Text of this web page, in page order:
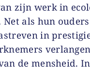
zijn werk in
als hun
in
de mensheid.